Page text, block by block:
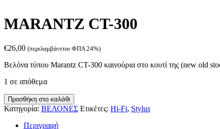
MARANTZ CT-300
€26,00 (περιλαμβάνεται ΦΠΑ 24%)
Bελόνα τύπου Marantz CT-300 καινούρια στο κουτί της (new old
1 σε απόθεμα
MARANTZ
CT-
ποσότητα
Προσθήκη στο καλάθι
Κατηγορία: ΒΕΛΟΝΕΣ Ετικέτες: Hi-Fi, Stylus
Περιγραφή